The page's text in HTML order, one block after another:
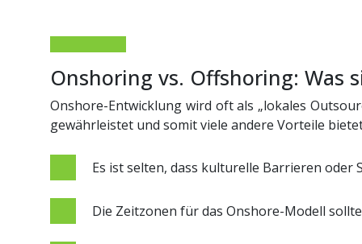
Onshoring vs. Offshoring: Was
Onshore-Entwicklung wird oft als „lokales
gewährleistet und somit viele andere Vorteile
Es ist selten, dass kulturelle Barrieren
Die Zeitzonen für das Onshore-Modell